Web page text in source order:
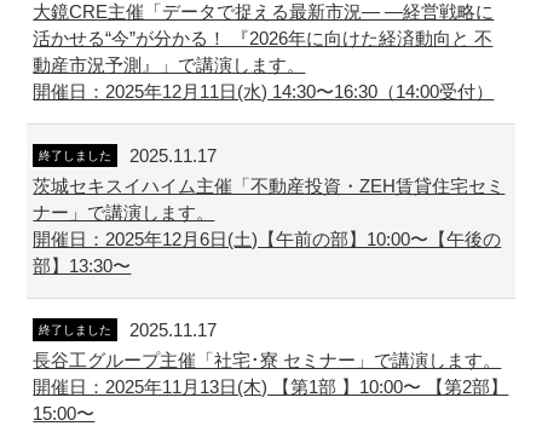
大鏡CRE主催「データで捉える最新市況― ―経営戦略に
活かせる“今”が分かる！ 『2026年に向けた経済動向と 不
動産市況予測』」で講演します。
開催日：2025年12月11日(水) 14:30〜16:30（14:00受付）
終了しました
2025.11.17
茨城セキスイハイム主催「不動産投資・ZEH賃貸住宅セミ
ナー」で講演します。
開催日：2025年12月6日(土)【午前の部】10:00〜【午後の
部】13:30〜
終了しました
2025.11.17
長谷工グループ主催「社宅･寮 セミナー」で講演します。
開催日：2025年11月13日(木) 【第1部 】10:00〜 【第2部】
15:00〜